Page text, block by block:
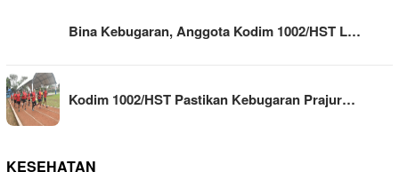
Bina Kebugaran, Anggota Kodim 1002/HST L…
Kodim 1002/HST Pastikan Kebugaran Prajur…
KESEHATAN